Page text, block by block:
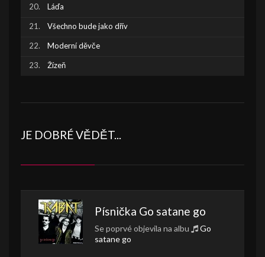
Láďa
Všechno bude jako dřív
Moderní děvče
Žízeň
JE DOBRÉ VĚDĚT...
Písnička Go satane go
Se poprvé objevila na albu
Go
satane go